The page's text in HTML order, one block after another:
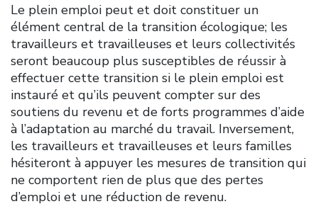
Le plein emploi peut et doit constituer un
élément central de la transition écologique; les
travailleurs et travailleuses et leurs collectivités
seront beaucoup plus susceptibles de réussir à
effectuer cette transition si le plein emploi est
instauré et qu’ils peuvent compter sur des
soutiens du revenu et de forts programmes d’aide
à l’adaptation au marché du travail. Inversement,
les travailleurs et travailleuses et leurs familles
hésiteront à appuyer les mesures de transition qui
ne comportent rien de plus que des pertes
d’emploi et une réduction de revenu.